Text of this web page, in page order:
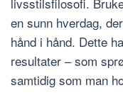
en sunn hverdag,
hånd i hånd. Dette
resultater – som
samtidig som man